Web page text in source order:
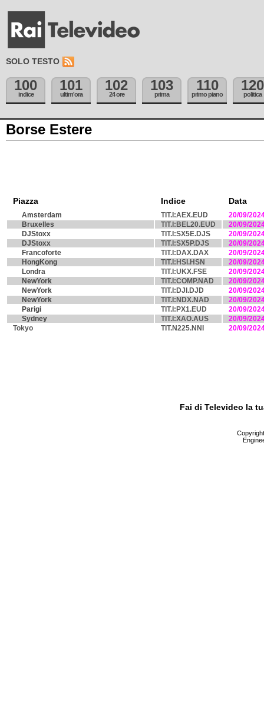
SOLO TESTO
100
indice
101
ultim'ora
102
24 ore
103
prima
110
primo piano
120
politica
Borse Estere
Piazza Indice Data
Amsterdam TIT.I:AEX.EUD
20/09/
Bruxelles
TIT.I:BEL20.EUD
20/09/
DJStoxx
TIT.I:SX5E.DJS
20/09/
DJStoxx
TIT.I:SX5P.DJS
20/09/
Francoforte
TIT.I:DAX.DAX
20/09/
HongKong
TIT.I:HSI.HSN
20/09/
Londra
TIT.I:UKX.FSE
20/09/
NewYork
TIT.I:COMP.NAD
20/09/
NewYork
TIT.I:DJI.DJD
20/09/
NewYork
TIT.I:NDX.NAD
20/09/
Parigi
TIT.I:PX1.EUD
20/09/
Sydney
TIT.I:XAO.AUS
20/09/
Tokyo
TIT.N225.NNI 20/09/
Fai di Televideo la